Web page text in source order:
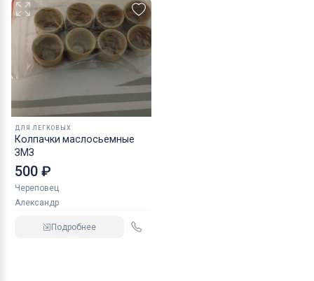
ДЛЯ ЛЕГКОВЫХ
Колпачки маслосьемные
ЗМЗ
500 ₽
Череповец
Александр
Подробнее